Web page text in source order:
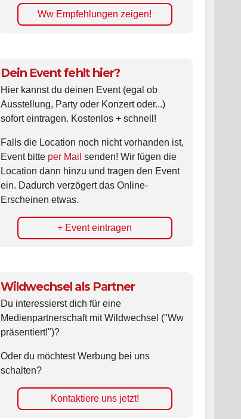
Ww Empfehlungen zeigen!
Dein Event fehlt hier?
Hier kannst du deinen Event (egal ob
Ausstellung, Party oder Konzert oder...)
sofort eintragen. Kostenlos + schnell!
Falls die Location noch nicht vorhanden ist,
Event bitte per Mail senden! Wir fügen die
Location dann hinzu und tragen den Event
ein. Dadurch verzögert das Online-
Erscheinen etwas.
+ Event eintragen
Wildwechsel als Partner
Du interessierst dich für eine
Medienpartnerschaft mit Wildwechsel ("Ww
präsentiert!")?
Oder du möchtest Werbung bei uns
schalten?
Kontaktiere uns jetzt!